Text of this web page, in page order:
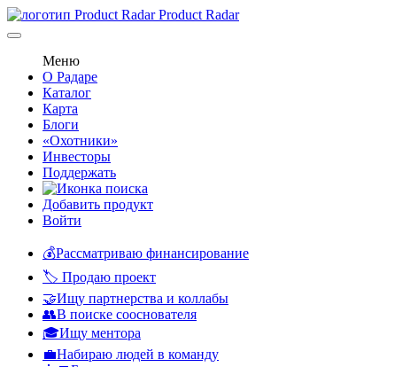
Product Radar
Меню
О Радаре
Каталог
Карта
Блоги
«Охотники»
Инвесторы
Поддержать
Добавить продукт
Войти
💰Рассматриваю финансирование
🏷️ Продаю проект
🤝Ищу партнерства и коллабы
👥В поиске сооснователя
🎓Ищу ментора
💼Набираю людей в команду